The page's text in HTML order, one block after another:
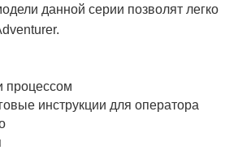
данной серии позволят легко
процессом
инструкции для оператора